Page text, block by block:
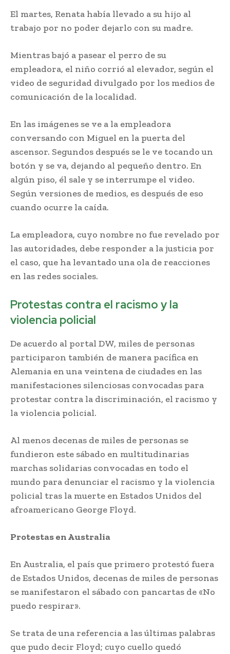
El martes, Renata había llevado a su hijo al
trabajo por no poder dejarlo con su madre.
Mientras bajó a pasear el perro de su
empleadora, el niño corrió al elevador, según el
video de seguridad divulgado por los medios de
comunicación de la localidad.
En las imágenes se ve a la empleadora
conversando con Miguel en la puerta del
ascensor. Segundos después se le ve tocando un
botón y se va, dejando al pequeño dentro. En
algún piso, él sale y se interrumpe el video.
Según versiones de medios, es después de eso
cuando ocurre la caída.
La empleadora, cuyo nombre no fue revelado por
las autoridades, debe responder a la justicia por
el caso, que ha levantado una ola de reacciones
en las redes sociales.
Protestas contra el racismo y la
violencia policial
De acuerdo al portal DW, miles de personas
participaron también de manera pacífica en
Alemania en una veintena de ciudades en las
manifestaciones silenciosas convocadas para
protestar contra la discriminación, el racismo y
la violencia policial.
Al menos decenas de miles de personas se
fundieron este sábado en multitudinarias
marchas solidarias convocadas en todo el
mundo para denunciar el racismo y la violencia
policial tras la muerte en Estados Unidos del
afroamericano George Floyd.
Protestas en Australia
En Australia, el país que primero protestó fuera
de Estados Unidos, decenas de miles de personas
se manifestaron el sábado con pancartas de «No
puedo respirar».
Se trata de una referencia a las últimas palabras
que pudo decir Floyd; cuyo cuello quedó